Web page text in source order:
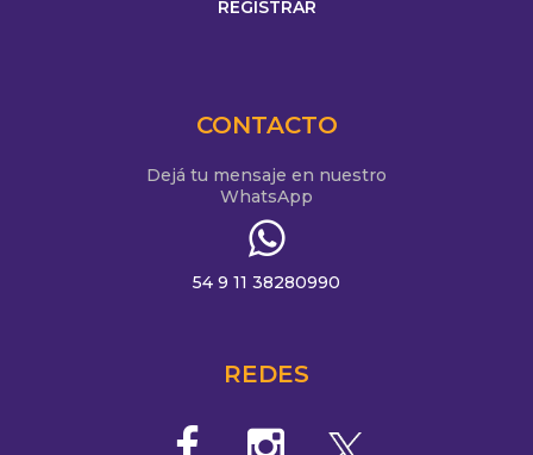
CONTACTO
Dejá tu mensaje en nuestro
WhatsApp
54 9 11 38280990
REDES